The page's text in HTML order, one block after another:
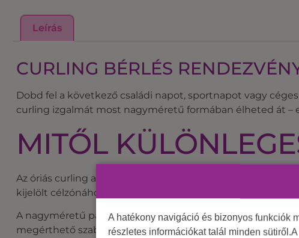
Leírás
CURLING BÉRLÉS
Dobd fel a következő családi napot, sportnapot vagy
curling izgalmát most nagyméretű formában élheted át –
MITŐL
Az óriás curling a klasszikus játék alapjaira épül: két
kijelölt célzónához, miközben akár az ellenfél korongjait is
A nagyméretű pálya messziről vonzza a figyelmet és
megérthető szabályok, mégis stratégiai gondolkodást
A hatékony navigáció és bizonyos funkciók
részletes információkat talál minden